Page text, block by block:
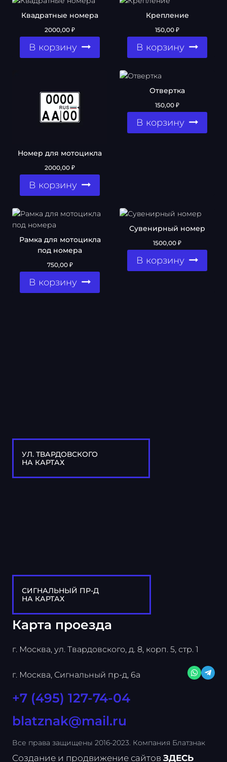
Квадратные номера
2000,00 ₽
В корзину
Крепление
150,00 ₽
В корзину
Номер для мотоцикла
2000,00 ₽
В корзину
Отвертка
150,00 ₽
В корзину
Рамка для мотоцикла
под номера
750,00 ₽
В корзину
Сувенирный номер
1500,00 ₽
В корзину
УЛ. ТВАРДОВСКОГО
НА КАРТАХ
СИГНАЛЬНЫЙ ПР-Д
НА КАРТАХ
Карта проезда
г. Москва, ул. Твардовского, д. 8, корп. 5, стр. 1
г. Москва, Сигнальный пр-д, 6а
+7 (495) 127-74-04
blatznak@mail.ru
Все права защищены 2016-2023. Компания Блатзнак
Создание и продвижение сайтов ЗДЕСЬ